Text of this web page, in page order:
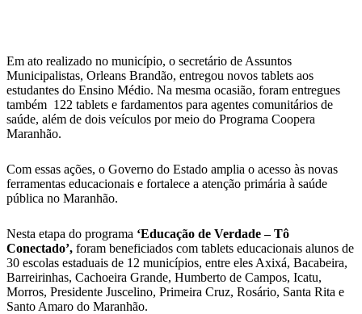
Em ato realizado no município, o secretário de Assuntos
Municipalistas, Orleans Brandão, entregou novos tablets aos
estudantes do Ensino Médio. Na mesma ocasião, foram entregues
também 122 tablets e fardamentos para agentes comunitários de
saúde, além de dois veículos por meio do Programa Coopera
Maranhão.
Com essas ações, o Governo do Estado amplia o acesso às novas
ferramentas educacionais e fortalece a atenção primária à saúde
pública no Maranhão.
Nesta etapa do programa ‘Educação de Verdade – Tô
Conectado’, foram beneficiados com tablets educacionais alunos de
30 escolas estaduais de 12 municípios, entre eles Axixá, Bacabeira,
Barreirinhas, Cachoeira Grande, Humberto de Campos, Icatu,
Morros, Presidente Juscelino, Primeira Cruz, Rosário, Santa Rita e
Santo Amaro do Maranhão.